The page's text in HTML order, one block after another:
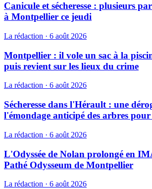
Canicule et sécheresse : plusieurs
à Montpellier ce jeudi
La rédaction · 6 août 2026
Montpellier : il vole un sac à la
puis revient sur les lieux du crime
La rédaction · 6 août 2026
Sécheresse dans l'Hérault : une
l'émondage anticipé des arbres
La rédaction · 6 août 2026
L'Odyssée de Nolan prolongé en
Pathé Odysseum de Montpellier
La rédaction · 6 août 2026